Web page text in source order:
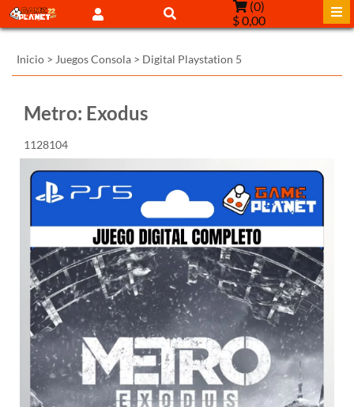
(0)
$ 0,00
Inicio > Juegos Consola > Digital Playstation 5
Metro: Exodus
1128104